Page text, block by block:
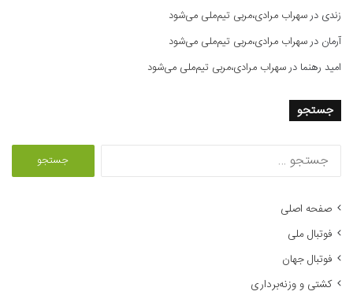
زندی درسهراب مرادی،مربی تیم‌ملی می‌شود
آرمان درسهراب مرادی،مربی تیم‌ملی می‌شود
امید رهنما درسهراب مرادی،مربی تیم‌ملی می‌شود
جستجو
صفحه اصلی
فوتبال ملی
فوتبال جهان
کشتی و وزنه‌برداری